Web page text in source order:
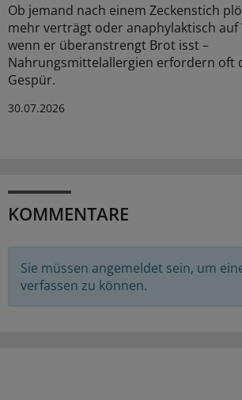
Ob jemand nach einem Zeckenstich
mehr verträgt oder anaphylaktisch auf
wenn er überanstrengt Brot isst –
Nahrungsmittelallergien erfordern oft
Gespür.
30.07.2026
KOMMENTARE
Sie müssen angemeldet sein, um
verfassen zu können.